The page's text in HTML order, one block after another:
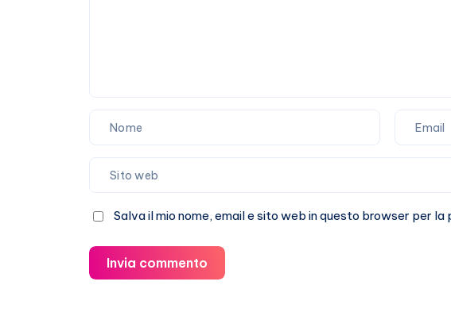
Salva il mio nome, email e sito web in questo browser per
Invia commento